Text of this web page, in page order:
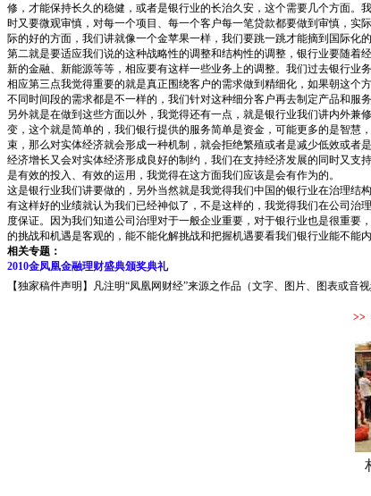
修，才能保持长久的稳健，或者是银行业的长治久安，这个需要几个方面
时又要微观审慎，对每一个项目、每一个客户每一笔贷款都要做到审慎，
际的好的方面，我们讲就像一个金苹果一样，我们要跳一跳才能摘到国际化
第二就是要适应我们说的这种战略性的调整和结构性的调整，银行业要随
新的金融、新能源等等，相应要有这样一些业务上的调整。我们过去银行业
相应第三点我觉得重要的就是真正围绕客户的需求做到精细化，如果朝这
不同时间段的需求都是不一样的，我们针对这种细分客户再去制定产品和服
另外就是在做到这些方面以外，我觉得还有一点，就是银行业我们讲内外
变，这个就是简单的，我们银行提供的服务简单是资金，可能更多的是智
束，那么对实体经济就会形成一种机制，就会拒绝繁殖或者是减少低效或
经济增长又会对实体经济形成良好的制约，我们在支持经济发展的同时又
是有效的投入、有效的运用，我觉得在这方面我们应该是会有作为的。
这是银行业我们讲要做的，另外当然就是我觉得我们中国的银行业在治理
有这样好的业绩就认为我们已经神似了，不是这样的，我觉得我们在公司
度保证。因为我们知道公司治理对于一般企业重要，对于银行业也是很重
的挑战和机遇是客观的，能不能化解挑战和把握机遇要看我们银行业能不能内
相关专题：
2010金凤凰金融理财盛典颁奖典礼
【独家稿件声明】凡注明“凤凰网财经”来源之作品（文字、图片、图表或
>>